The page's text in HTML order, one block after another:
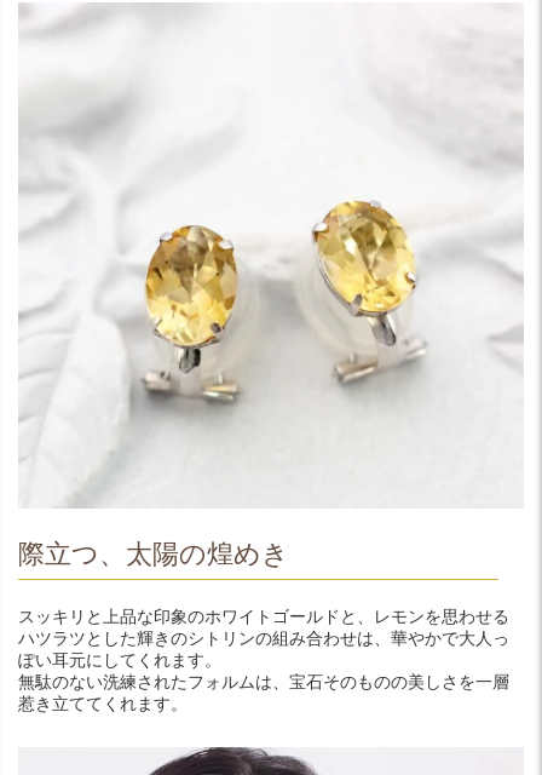
際立つ、太陽の煌めき
スッキリと上品な印象のホワイトゴールドと、レモンを思わせる
ハツラツとした輝きのシトリンの組み合わせは、華やかで大人っ
ぽい耳元にしてくれます。
無駄のない洗練されたフォルムは、宝石そのものの美しさを一層
惹き立ててくれます。